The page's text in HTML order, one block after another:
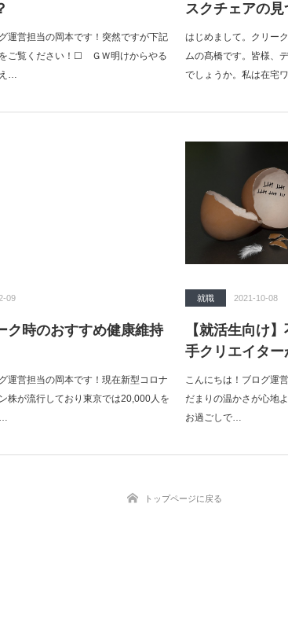
運営担当の岡本です！突然ですが下記
ご覧ください！☐ ＧＷ明けからやる
…
スクチェアの見
はじめまして。クリー
ムの髙橋です。皆様、
でしょうか。私は在宅
09
ク時のおすすめ健康維持
運営担当の岡本です！現在新型コロナ
株が流行しており東京では20,000人を
…
就職 2021-10-08
【就活生向け
手クリエイター
こんにちは！ブログ運
だまりの温かさが心地
お過ごしで…
トップページに戻る